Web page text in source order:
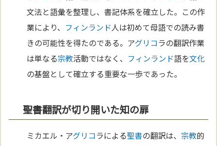
文法と語彙を整理し、書記体系を確立した。この作
業により、 フィンランド人は初めて母語での読み書
きの可能性を得たのである。アグリコラの翻訳作業
は単なる宗教活動ではなく、 フィンランド語を文化
の基盤として確立する重要な一歩であった。
聖書翻訳が切り開いた知の扉
ミカエル・アグリコラによる聖書の翻訳は、 宗教的